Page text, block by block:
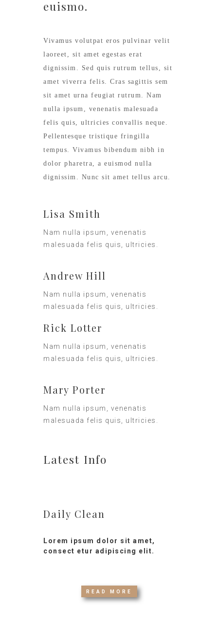
euismo.
Vivamus volutpat eros pulvinar velit
laoreet, sit amet egestas erat
dignissim. Sed quis rutrum tellus, sit
amet viverra felis. Cras sagittis sem
sit amet urna feugiat rutrum. Nam
nulla ipsum, venenatis malesuada
felis quis, ultricies convallis neque.
Pellentesque tristique fringilla
tempus. Vivamus bibendum nibh in
dolor pharetra, a euismod nulla
dignissim. Nunc sit amet tellus arcu.
Lisa Smith
Nam nulla ipsum, venenatis
malesuada felis quis, ultricies.
Andrew Hill
Nam nulla ipsum, venenatis
malesuada felis quis, ultricies.
Rick Lotter
Nam nulla ipsum, venenatis
malesuada felis quis, ultricies.
Mary Porter
Nam nulla ipsum, venenatis
malesuada felis quis, ultricies.
Latest Info
Daily Clean
Lorem ipsum dolor sit amet,
consect etur adipiscing elit.
READ MORE